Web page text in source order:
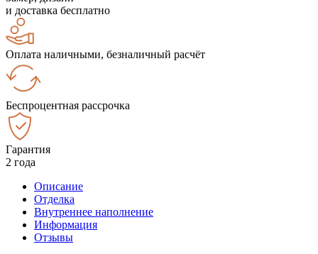
и доставка бесплатно
Оплата наличными, безналичный расчёт
Беспроцентная рассрочка
Гарантия
2 года
Описание
Отделка
Внутреннее наполнение
Информация
Отзывы